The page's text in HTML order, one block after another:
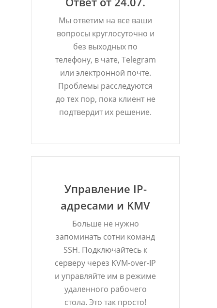
Мы ответим на все ваши
вопросы круглосуточно и
без выходных по
телефону, в чате, Telegram
или электронной почте.
Проблемы расследуются
до тех пор, пока клиент не
подтвердит их решение.
Управление IP-
адресами и KMV
Больше не нужно
запоминать сотни команд
SSH. Подключайтесь к
серверу через KVM-over-IP
и управляйте им в режиме
удаленного рабочего
стола. Это так просто!